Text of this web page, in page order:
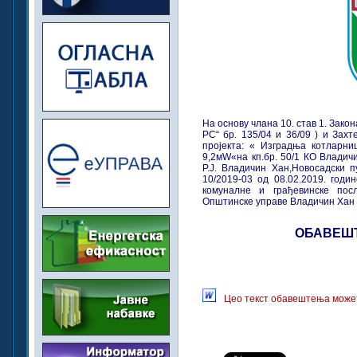
На основу члана 10. став 1.
РС“ бр. 135/04 и 36/09 ) и
пројекта: « Изградња
9,2мW«на кп.бр. 50/1 КО
Р.Ј. Владичин Хан,Новосадски
10/2019-03 од 08.02.2019.
комуналне и грађевинске
Општинске управе Владичин
Цео текст обавештења